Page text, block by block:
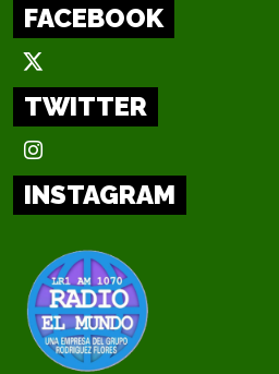
FACEBOOK
TWITTER
INSTAGRAM